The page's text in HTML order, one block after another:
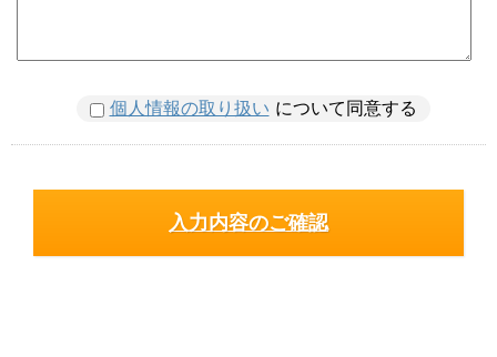
個人情報の取り扱い について同意する